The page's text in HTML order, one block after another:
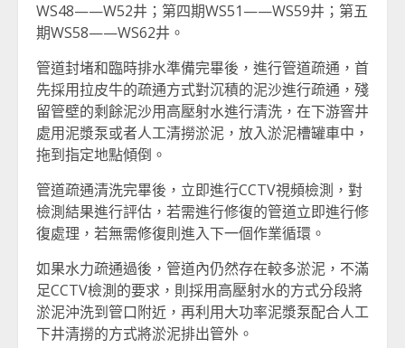
WS48——W52井；第四期WS51——WS59井；第五
期WS58——WS62井。
管道封堵和臨時排水準備完畢後，進行管道疏通，首
先採用拉皮牛的疏通方式對沉積的泥沙進行疏通，殘
留管壁的剩餘泥沙用高壓射水進行清洗，在下游窨井
處用泥漿泵或者人工清撈淤泥，放入淤泥槽罐車中，
拖到指定地點傾倒。
管道疏通清洗完畢後，立即進行CCTV視頻檢測，對
檢測結果進行評估，若需進行修復的管道立即進行修
復處理，若無需修復則進入下一個作業循環。
如果水力疏通過後，管道內仍然存在較多淤泥，不滿
足CCTV檢測的要求，則採用高壓射水的方式分段將
淤泥沖洗到管口附近，再利用大功率泥漿泵配合人工
下井清撈的方式將淤泥排出管外。